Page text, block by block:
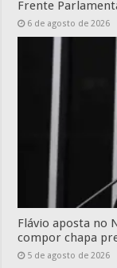
Frente
6 de agosto de 2026
Flávio aposta no
compor chapa
5 de agosto de 2026